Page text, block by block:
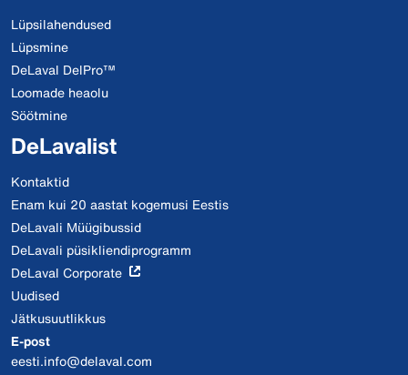
Lüpsilahendused
Lüpsmine
DeLaval DelPro™
Loomade heaolu
Söötmine
DeLavalist
Kontaktid
Enam kui 20 aastat kogemusi Eestis
DeLavali Müügibussid
DeLavali püsikliendiprogramm
DeLaval Corporate
Uudised
Jätkusuutlikkus
E-post
eesti.info@delaval.com